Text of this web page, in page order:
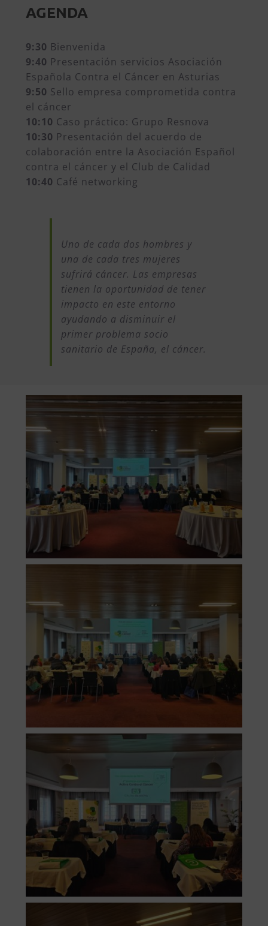
AGENDA
9:30 Bienvenida
9:40 Presentación servicios Asociación
Española Contra el Cáncer en Asturias
9:50 Sello empresa comprometida contra
el cáncer
10:10 Caso práctico: Grupo Resnova
10:30 Presentación del acuerdo de
colaboración entre la Asociación Español
contra el cáncer y el Club de Calidad
10:40 Café networking
Uno de cada dos hombres y
una de cada tres mujeres
sufrirá cáncer. Las empresas
tienen la oportunidad de tener
impacto en este entorno
ayudando a disminuir el
primer problema socio
sanitario de España, el cáncer.